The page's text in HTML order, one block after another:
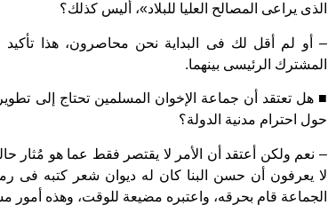
الذى يراعى المصالح العليا للبلاد»، أليس كذلك؟
– أو لم أقل لك فى البداية نحن محاصرون، هذا تأكيد
المشترك الرئيسى بينهما.
■ هل تعتقد أن جماعة الإخوان المسلمين تحتاج إلى
حول احترام مدنية الدولة؟
– نعم ولكن أعتقد أن الأمر لا يقتصر فقط عما هو مُثار
لا يعرفون أن حسن البنا كان له ديوان شعر كتبه فى
الجماعة قام بحرقه، واعتبره مضيعة للوقت، وهذه